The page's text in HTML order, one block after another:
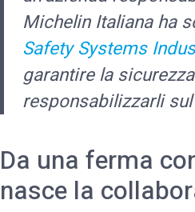
Michelin Italiana ha
Safety Systems
garantire la
responsabilizzarli
Da una ferma
nasce la